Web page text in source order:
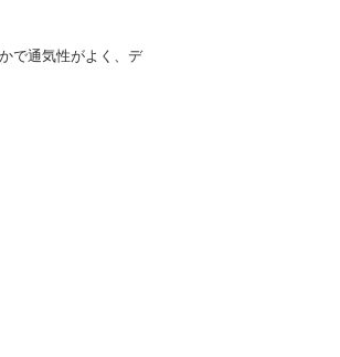
で通気性がよく、デ